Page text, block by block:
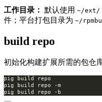
工作目录： 默认使用 ~/ext/
件；平台打包目录为 ~/
build repo
初始化构建扩展所需的包仓库
pig build
pig build repo -
pig build repo